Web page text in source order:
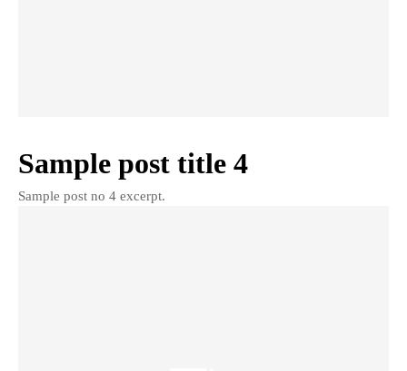
Sample post title 4
Sample post no 4 excerpt.